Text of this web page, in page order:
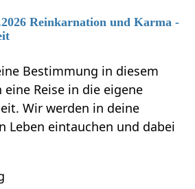
Reinkarnation und Karma -
Bestimmung in diesem
eine Reise in die eigene
Wir werden in deine
Leben eintauchen und dabei